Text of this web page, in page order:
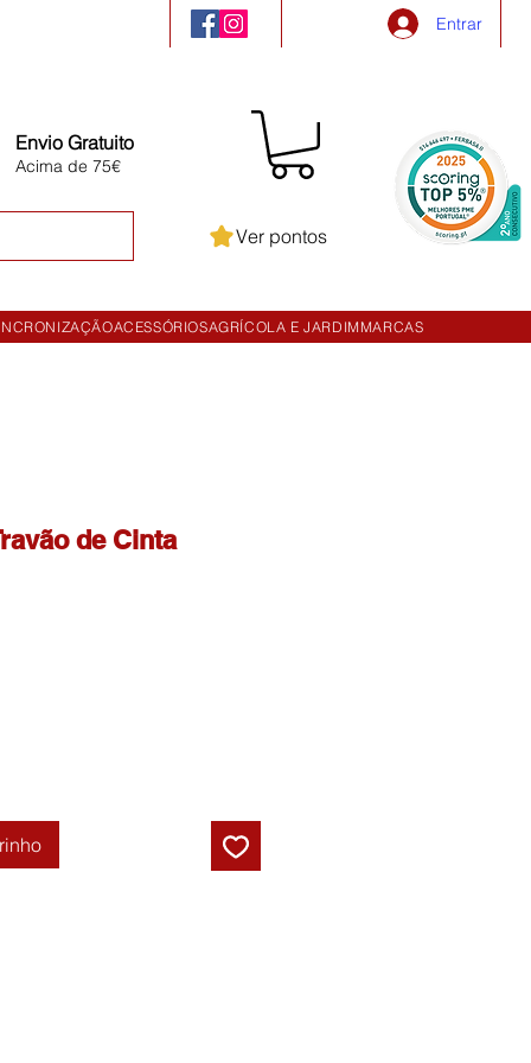
Entrar
Envio Gratuito
Acima de 75€
Ver pontos
ACESSÓRIOSAGRÍCOLA E JARDIM MARCAS
de Cinta